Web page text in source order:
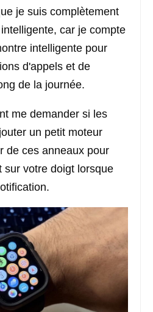
je suis complètement
car je compte
intelligente pour
d'appels et de
de la journée.
me demander si les
un petit moteur
de ces anneaux pour
sur votre doigt lorsque